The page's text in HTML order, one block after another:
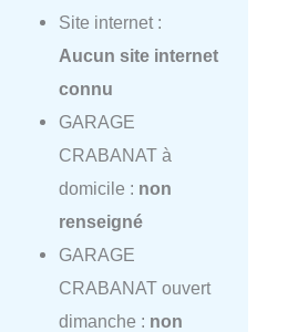
Site internet :
Aucun site internet
connu
GARAGE
CRABANAT à
domicile : non
renseigné
GARAGE
CRABANAT ouvert
dimanche : non